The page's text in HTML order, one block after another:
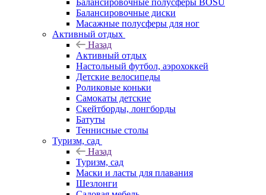
Балансировочные полусферы BOSU
Балансировочные диски
Масажные полусферы для ног
Активный отдых
Назад
Активный отдых
Настольный футбол, аэрохоккей
Детские велосипеды
Роликовые коньки
Самокаты детские
Скейтборды, лонгборды
Батуты
Теннисные столы
Туризм, сад
Назад
Туризм, сад
Маски и ласты для плавания
Шезлонги